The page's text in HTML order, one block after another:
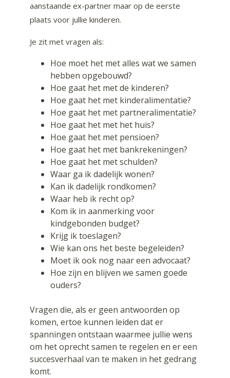
aanstaande ex-partner maar op de eerste
plaats voor jullie kinderen.
Je zit met vragen als:
Hoe moet het met alles wat we samen
hebben opgebouwd?
Hoe gaat het met de kinderen?
Hoe gaat het met kinderalimentatie?
Hoe gaat het met partneralimentatie?
Hoe gaat het met het huis?
Hoe gaat het met pensioen?
Hoe gaat het met bankrekeningen?
Hoe gaat het met schulden?
Waar ga ik dadelijk wonen?
Kan ik dadelijk rondkomen?
Waar heb ik recht op?
Kom ik in aanmerking voor
kindgebonden budget?
Krijg ik toeslagen?
Wie kan ons het beste begeleiden?
Moet ik ook nog naar een advocaat?
Hoe zijn en blijven we samen goede
ouders?
Vragen die, als er geen antwoorden op
komen, ertoe kunnen leiden dat er
spanningen ontstaan waarmee jullie wens
om het oprecht samen te regelen en er een
succesverhaal van te maken in het gedrang
komt.